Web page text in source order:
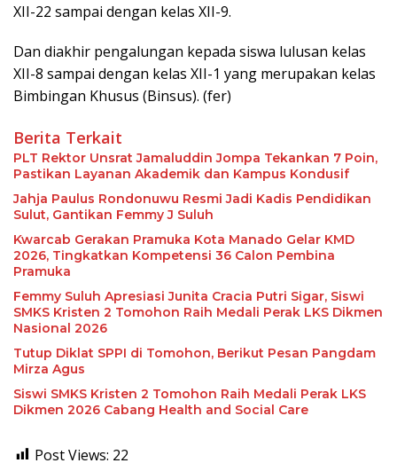
XII-22 sampai dengan kelas XII-9.
Dan diakhir pengalungan kepada siswa lulusan kelas
XII-8 sampai dengan kelas XII-1 yang merupakan kelas
Bimbingan Khusus (Binsus). (fer)
Berita Terkait
PLT Rektor Unsrat Jamaluddin Jompa Tekankan 7 Poin,
Pastikan Layanan Akademik dan Kampus Kondusif
Jahja Paulus Rondonuwu Resmi Jadi Kadis Pendidikan
Sulut, Gantikan Femmy J Suluh
Kwarcab Gerakan Pramuka Kota Manado Gelar KMD
2026, Tingkatkan Kompetensi 36 Calon Pembina
Pramuka
Femmy Suluh Apresiasi Junita Cracia Putri Sigar, Siswi
SMKS Kristen 2 Tomohon Raih Medali Perak LKS Dikmen
Nasional 2026
Tutup Diklat SPPI di Tomohon, Berikut Pesan Pangdam
Mirza Agus
Siswi SMKS Kristen 2 Tomohon Raih Medali Perak LKS
Dikmen 2026 Cabang Health and Social Care
Post Views: 22